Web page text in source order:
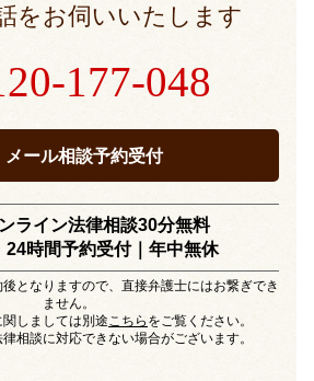
をお伺いいたします
177-048
メール相談予約受付
ライン法律相談30分無料
24時間予約受付｜年中無休
となりますので、直接弁護士にはお繋ぎでき
ません。
しましては別途こちら をご覧ください。
相談に対応できない場合がございます。